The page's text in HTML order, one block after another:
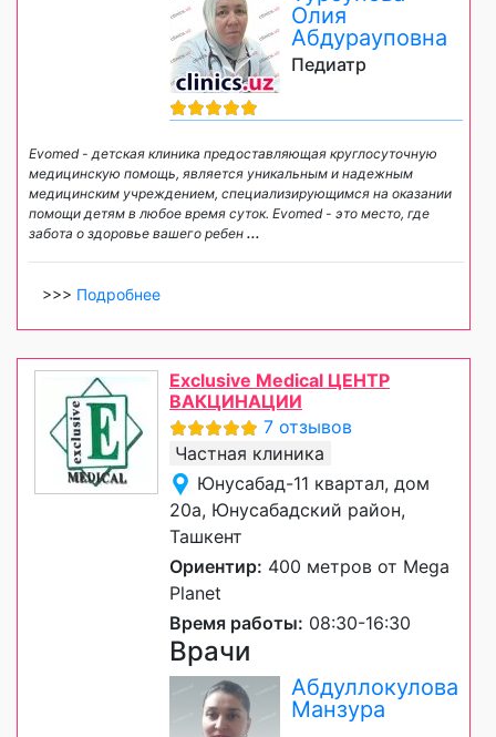
Олия
Абдурауповна
Педиатр
Evomed - детская клиника предоставляющая круглосуточную
медицинскую помощь, является уникальным и надежным
медицинским учреждением, специализирующимся на оказании
помощи детям в любое время суток. Evomed - это место, где
забота о здоровье вашего ребен ...
>>> Подробнее
Exclusive Medical ЦЕНТР
ВАКЦИНАЦИИ
7 отзывов
Частная клиника
Юнусабад-11 квартал, дом
20а, Юнусабадский район,
Ташкент
Ориентир: 400 метров от Mega
Planet
Время работы: 08:30-16:30
Врачи
Абдуллокулова
Манзура